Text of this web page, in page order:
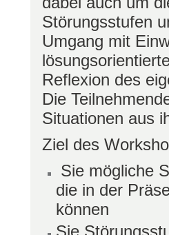
Störungsstufen
Umgang mit
Reflexion des
Die
Situationen aus
Ziel des
Sie mögliche
die in der
können
Sie